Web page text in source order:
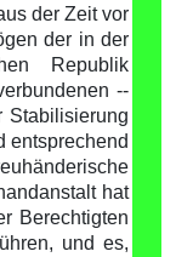
der Zeit vor
der in der
Republik
--
Stabilisierung
entsprechend
hat
Berechtigten
und es,